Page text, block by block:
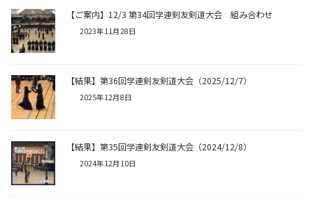
【ご案内】12/3 第34回学連剣友剣道大会 組み合わせ
2023年11月28日
【結果】第36回学連剣友剣道大会（2025/12/7）
2025年12月8日
【結果】第35回学連剣友剣道大会（2024/12/8）
2024年12月10日